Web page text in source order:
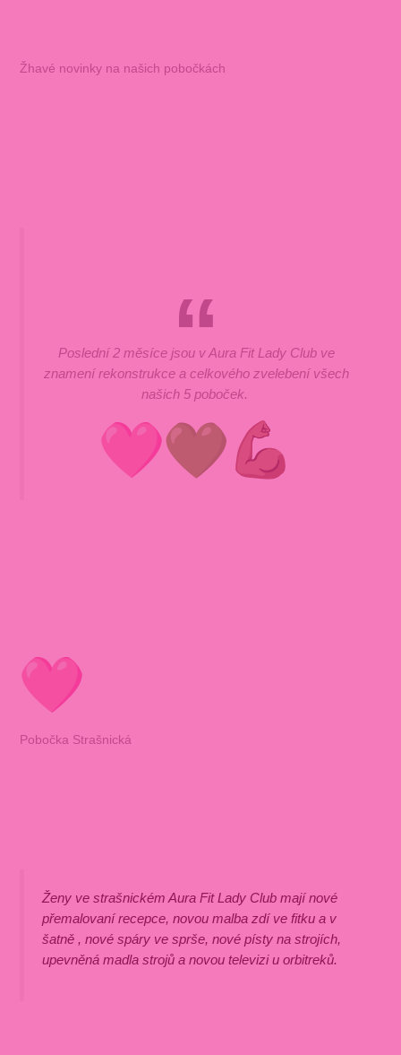
Žhavé novinky na našich pobočkách
Poslední 2 měsíce jsou v Aura Fit Lady Club ve
znamení rekonstrukce a celkového zvelebení všech
našich 5 poboček.
Pobočka Strašnická
Ženy ve strašnickém Aura Fit Lady Club mají nové
přemalovaní recepce, novou malba zdí ve fitku a v
šatně , nové spáry ve sprše, nové písty na strojích,
upevněná madla strojů a novou televizi u orbitreků.